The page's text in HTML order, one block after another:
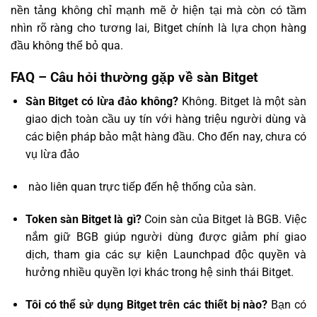
nền tảng không chỉ mạnh mẽ ở hiện tại mà còn có tầm
nhìn rõ ràng cho tương lai, Bitget chính là lựa chọn hàng
đầu không thể bỏ qua.
FAQ – Câu hỏi thường gặp về sàn Bitget
Sàn Bitget có lừa đảo không?Không. Bitget là một sàn
giao dịch toàn cầu uy tín với hàng triệu người dùng và
các biện pháp bảo mật hàng đầu. Cho đến nay, chưa có
vụ lừa đảo
nào liên quan trực tiếp đến hệ thống của sàn.
Token sàn Bitget là gì?Coin sàn của Bitget là BGB. Việc
nắm giữ BGB giúp người dùng được giảm phí giao
dịch, tham gia các sự kiện Launchpad độc quyền và
hưởng nhiều quyền lợi khác trong hệ sinh thái Bitget.
Tôi có thể sử dụng Bitget trên các thiết bị nào? Bạn có